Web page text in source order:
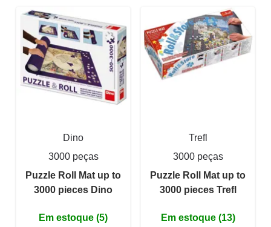
Dino
3000 peças
Puzzle Roll Mat up to
3000 pieces Dino
Em estoque (5)
Trefl
3000 peças
Puzzle Roll Mat up to
3000 pieces Trefl
Em estoque (13)